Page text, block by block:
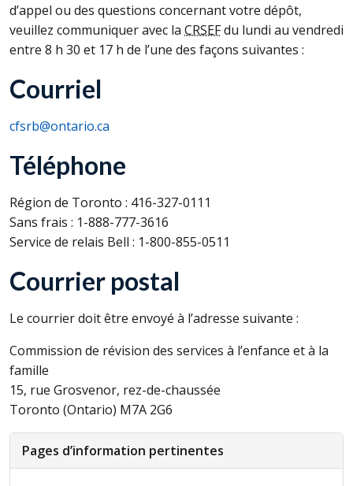
d’appel ou des questions concernant votre dépôt,
veuillez communiquer avec la CRSEFdu lundi au vendredi
entre 8 h 30 et 17 h de l’une des façons suivantes :
Courriel
cfsrb@ontario.ca
Téléphone
Région de Toronto : 416-327-0111
Sans frais : 1-888-777-3616
Service de relais Bell : 1-800-855-0511
Courrier postal
Le courrier doit être envoyé à l’adresse suivante :
Commission de révision des services à l’enfance et à la
famille
15, rue Grosvenor, rez-de-chaussée
Toronto (Ontario) M7A 2G6
Pages d’information pertinentes